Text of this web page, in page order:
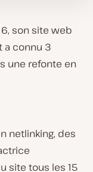
son site web
a connu 3
une refonte en
netlinking, des
site tous les 15